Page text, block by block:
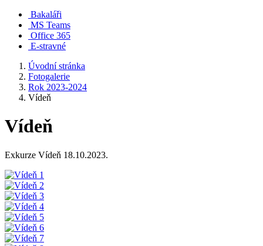
Bakaláři
MS Teams
Office 365
E-stravné
Úvodní stránka
Fotogalerie
Rok 2023-2024
Vídeň
Vídeň
Exkurze Vídeň 18.10.2023.